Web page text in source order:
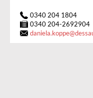
0340 204 1804
0340 204-2692904
daniela.koppe@